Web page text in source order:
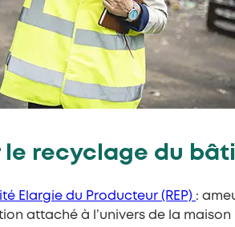
le recyclage du
Elargie du Producteur (REP) :
attaché à l’univers de la